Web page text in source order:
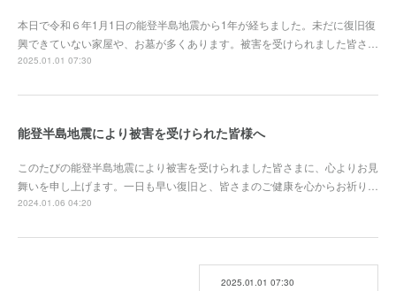
本日で令和６年1月1日の能登半島地震から1年が経ちました。未だに復旧復
興できていない家屋や、お墓が多くあります。被害を受けられました皆さ…
2025.01.01 07:30
能登半島地震により被害を受けられた皆様へ
このたびの能登半島地震により被害を受けられました皆さまに、心よりお見
舞いを申し上げます。一日も早い復旧と、皆さまのご健康を心からお祈り…
2024.01.06 04:20
2025.01.01 07:30